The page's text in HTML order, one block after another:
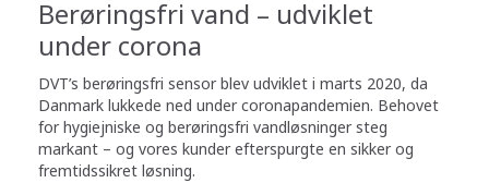
Berøringsfri vand – udviklet
under corona
DVT’s berøringsfri sensor blev udviklet i marts 2020, da
Danmark lukkede ned under corona­pandemien. Behovet
for hygiejniske og berøringsfri vandløsninger steg
markant – og vores kunder efterspurgte en sikker og
fremtidssikret løsning.